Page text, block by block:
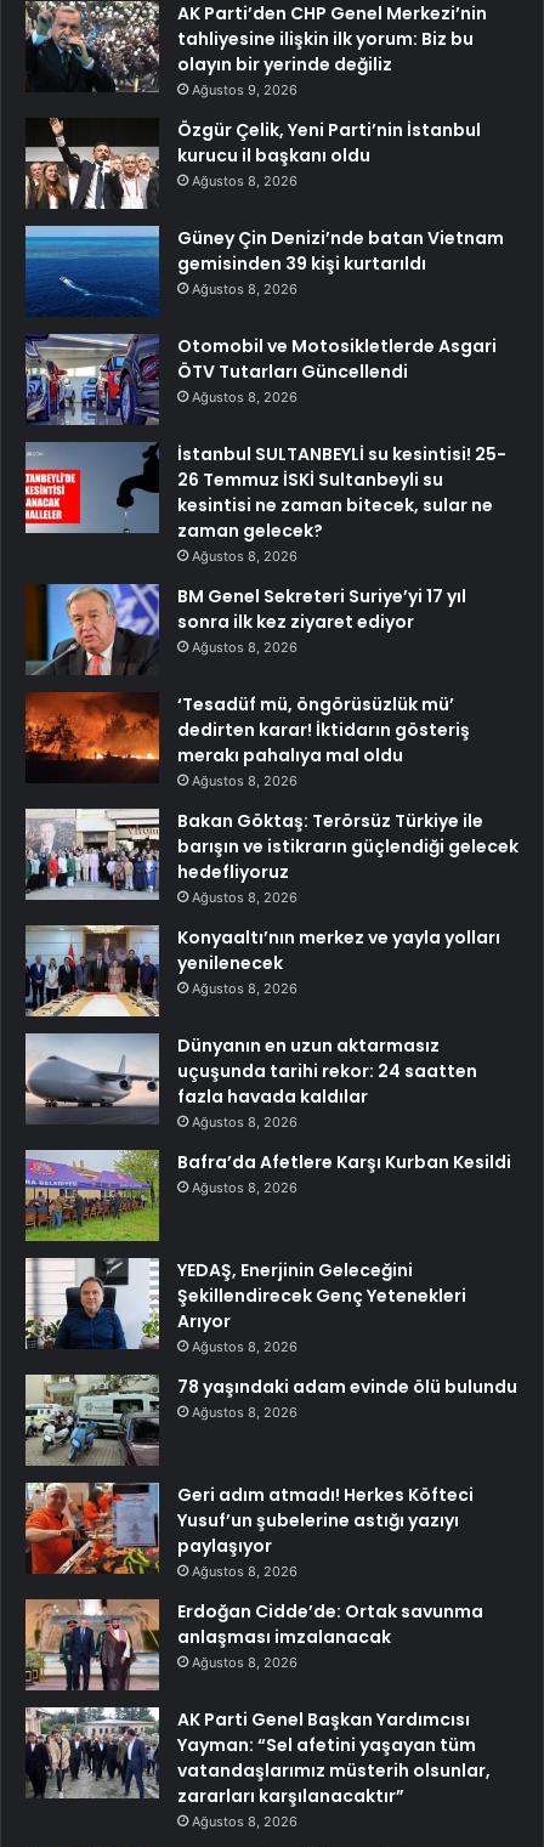
AK Parti’den CHP Genel Merkezi’nin
tahliyesine ilişkin ilk yorum: Biz bu
olayın bir yerinde değiliz
Ağustos 9, 2026
Özgür Çelik, Yeni Parti’nin İstanbul
kurucu il başkanı oldu
Ağustos 8, 2026
Güney Çin Denizi’nde batan Vietnam
gemisinden 39 kişi kurtarıldı
Ağustos 8, 2026
Otomobil ve Motosikletlerde Asgari
ÖTV Tutarları Güncellendi
Ağustos 8, 2026
İstanbul SULTANBEYLİ su kesintisi! 25-
26 Temmuz İSKİ Sultanbeyli su
kesintisi ne zaman bitecek, sular ne
zaman gelecek?
Ağustos 8, 2026
BM Genel Sekreteri Suriye’yi 17 yıl
sonra ilk kez ziyaret ediyor
Ağustos 8, 2026
‘Tesadüf mü, öngörüsüzlük mü’
dedirten karar! İktidarın gösteriş
merakı pahalıya mal oldu
Ağustos 8, 2026
Bakan Göktaş: Terörsüz Türkiye ile
barışın ve istikrarın güçlendiği gelecek
hedefliyoruz
Ağustos 8, 2026
Konyaaltı’nın merkez ve yayla yolları
yenilenecek
Ağustos 8, 2026
Dünyanın en uzun aktarmasız
uçuşunda tarihi rekor: 24 saatten
fazla havada kaldılar
Ağustos 8, 2026
Bafra’da Afetlere Karşı Kurban Kesildi
Ağustos 8, 2026
YEDAŞ, Enerjinin Geleceğini
Şekillendirecek Genç Yetenekleri
Arıyor
Ağustos 8, 2026
78 yaşındaki adam evinde ölü bulundu
Ağustos 8, 2026
Geri adım atmadı! Herkes Köfteci
Yusuf’un şubelerine astığı yazıyı
paylaşıyor
Ağustos 8, 2026
Erdoğan Cidde’de: Ortak savunma
anlaşması imzalanacak
Ağustos 8, 2026
AK Parti Genel Başkan Yardımcısı
Yayman: “Sel afetini yaşayan tüm
vatandaşlarımız müsterih olsunlar,
zararları karşılanacaktır”
Ağustos 8, 2026